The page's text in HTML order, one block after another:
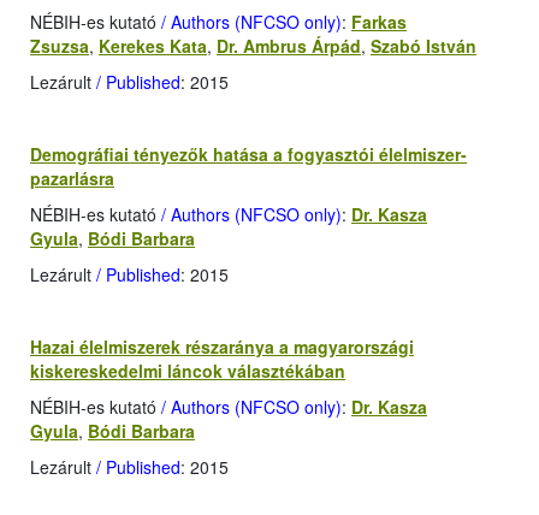
NÉBIH-es kutató / Authors (NFCSO only): Farkas
Zsuzsa, Kerekes Kata, Dr. Ambrus Árpád, Szabó István
Lezárult / Published: 2015
Demográfiai tényezők hatása a fogyasztói élelmiszer-
pazarlásra
NÉBIH-es kutató / Authors (NFCSO only): Dr. Kasza
Gyula, Bódi Barbara
Lezárult / Published: 2015
Hazai élelmiszerek részaránya a magyarországi
kiskereskedelmi láncok választékában
NÉBIH-es kutató / Authors (NFCSO only): Dr. Kasza
Gyula, Bódi Barbara
Lezárult / Published: 2015